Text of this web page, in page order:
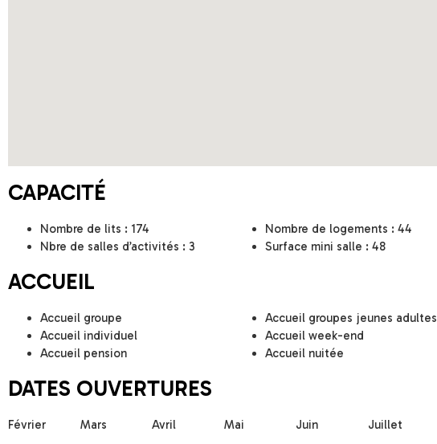
CAPACITÉ
Nombre de lits : 174 Nombre de logements : 44
Nbre de salles d’activités : 3
Surface mini salle : 48
ACCUEIL
Accueil groupe Accueil groupes jeunes adultes
Accueil individuel
Accueil week-end
Accueil pension
Accueil nuitée
DATES OUVERTURES
Février Mars Avril Mai Juin Juillet